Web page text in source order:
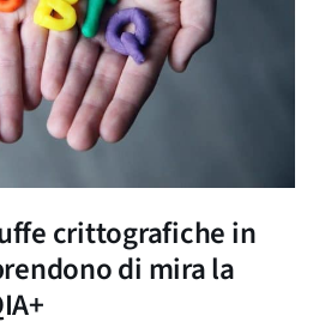
crittografiche in
di mira la